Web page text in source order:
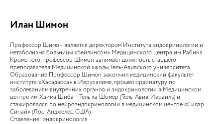
Илан Шимон
Профессор Шимон является директором Института эндокринологии и
метаболизма больницы «Бейлинсон» Медицинского центра им. Рабина.
Кроме того, профессор Шимон занимает должность старшего
преподавателя Медицинской школы Тель-Авивского университета.
Образование Профессор Шимон закончил медицинский факультет
института «Хасадасса» в Иерусалиме, прошел ординатуру по
заболеваниям внутренних органов и эндокринологии в Медицинском
центре им. Хаима Шиба – Тель ха Шомер (Тель-Авив, Израиль) и
стажировался по нейроэндокринологии в медицинском центре «Сидар
Синай» (Лос-Анджелес, США).
Отделение: эндокринология